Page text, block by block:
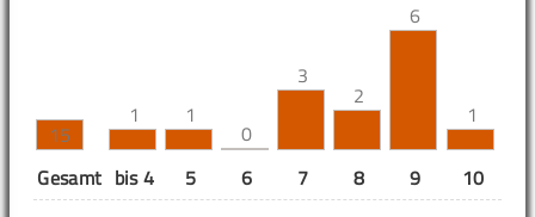
15
1 1
0
3
2
6
1
Gesamt bis 4 5 6 7 8 9 10